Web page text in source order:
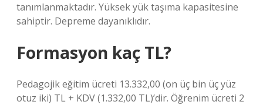
tanımlanmaktadır. Yüksek yük taşıma kapasitesine
sahiptir. Depreme dayanıklıdır.
Formasyon kaç TL?
Pedagojik eğitim ücreti 13.332,00 (on üç bin üç yüz
otuz iki) TL + KDV (1.332,00 TL)’dir. Öğrenim ücreti 2